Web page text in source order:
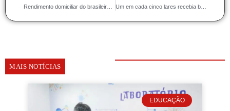
Um em cada cinco lares recebia benefício do Bolsa Família em 2023
MAIS NOTÍCIAS
EDUCAÇÃO